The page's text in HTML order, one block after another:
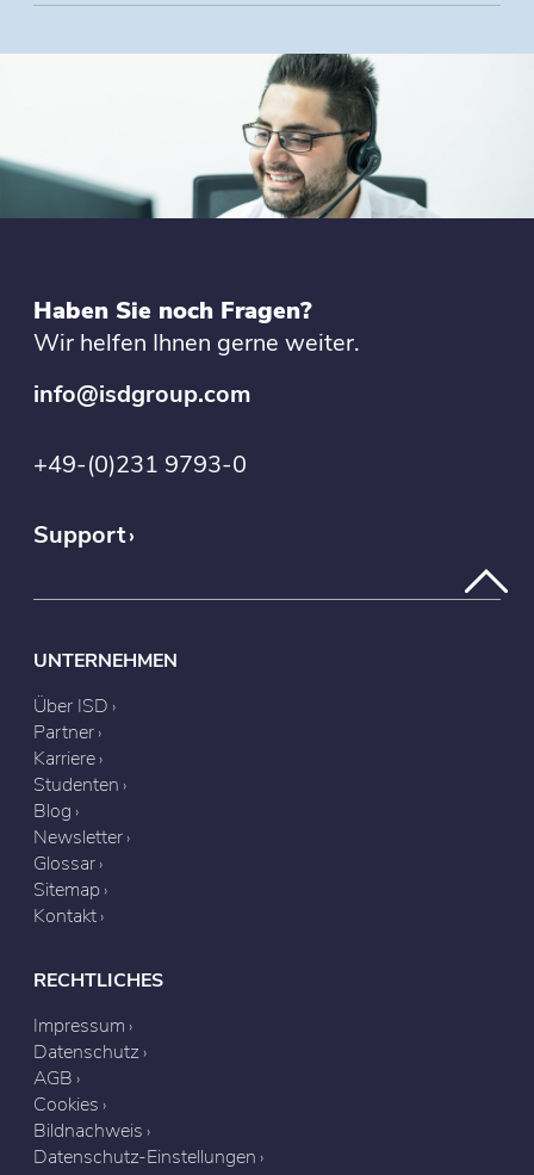
Haben Sie noch Fragen?
Wir helfen Ihnen gerne weiter.
info@isdgroup.com
+49-(0)231 9793-0
Support
UNTERNEHMEN
Über ISD
Partner
Karriere
Studenten
Blog
Newsletter
Glossar
Sitemap
Kontakt
RECHTLICHES
Impressum
Datenschutz
AGB
Cookies
Bildnachweis
Datenschutz-Einstellungen